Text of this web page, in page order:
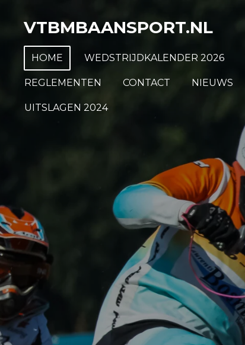
direct
hoofdinhoud
VTBMBAANSPORT.NL
HOME WEDSTRIJDKALENDER 2026
REGLEMENTEN CONTACT NIEUWS
UITSLAGEN 2024